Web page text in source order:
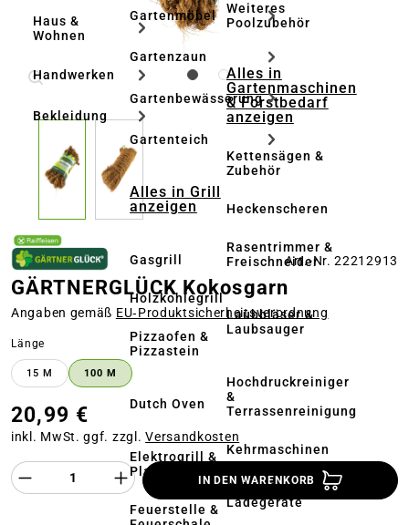
Haus &
Wohnen
Handwerken
Bekleidung
Gartenmöbel
Gartenzaun
Gartenbewässerung
Gartenteich
Alles in Grill
anzeigen
Gasgrill
Holzkohlegrill
Pizzaofen &
Pizzastein
Dutch Oven
Elektrogrill &
Plancha
Feuerstelle &
Weiteres
Poolzubehör
Alles in
Gartenmaschinen
& Forstbedarf
anzeigen
Kettensägen &
Zubehör
Heckenscheren
Rasentrimmer &
Freischneider
Laubbläser &
Laubsauger
Hochdruckreiniger
&
Terrassenreinigung
Kehrmaschinen
Akkus &
Ladegeräte
Art.-Nr. 22212913
GÄRTNERGLÜCK Kokosgarn
Angaben gemäß EU‑Produktsicherheitsverordnung
Länge
15 M 100 M
20,99 €
inkl. MwSt. ggf. zzgl.Versandkosten
Produkt Anzahl des Produktes
IN DEN WARENKORB